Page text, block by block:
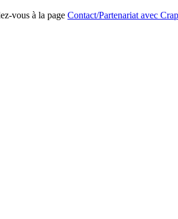
vous à la page Contact/Partenariat avec